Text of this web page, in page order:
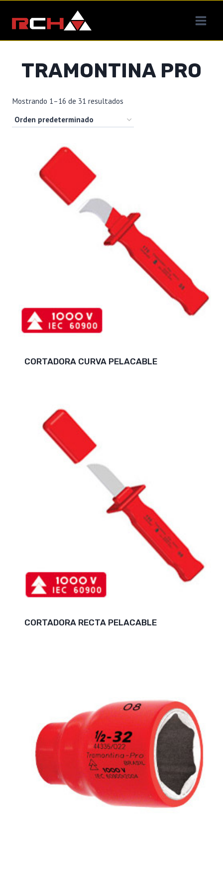
contenido
TRAMONTINA PRO
Mostrando 1–16 de 31 resultados
CORTADORA CURVA PELACABLE
CORTADORA RECTA PELACABLE